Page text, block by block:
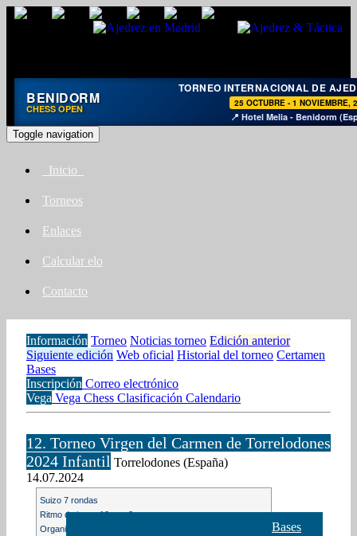
BENIDORM
CHESS OPEN
TORNEO INTERNACIONAL DE
25 OCTUBRE - 1 NOVIEMBRE,
📍 Hotel Melia - Benidorm
Toggle navigation
Inicio
Torneos
Enlaces
Calcular elo
Contacto
Información Torneo Noticias torneo Edición anterior
Siguiente edición Web oficial Historial del torneo Certamen
Bases
Inscripción Correo electrónico
Vega Vega Chess Clasificación Calendario
12. Torneo Virgen del Carmen de Torrelodones
2024 Infantil Torrelodones (España)
14.07.2024
Suizo 7 rondas
Ritmo de juego 10m. + 3s.
Organización: Club Ajedrez de Torrelodones
Bases